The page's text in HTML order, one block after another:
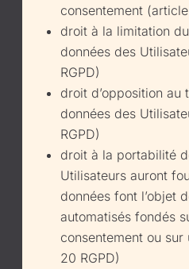
consentement
droit à la limitation
données des
RGPD)
droit d’opposition au
données des
RGPD)
droit à la portabilité
Utilisateurs auront
données font l’objet
automatisés fondés
consentement ou
20 RGPD)